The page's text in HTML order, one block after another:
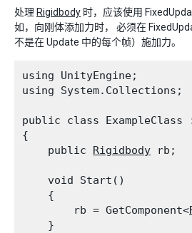
处理 Rigidbody 时，应该使用
如，向刚体添加力时， 必须在
不是在 Update 中的每个帧）施加力。
using UnityEngine;
using System.Collections;
public class ExampleClass
{
    public
Rigidbody rb;
    void Start()
    {
        rb = GetComponent<
    }